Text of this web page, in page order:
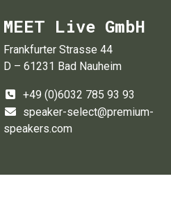
MEET Live GmbH
Frankfurter Strasse 44
D – 61231 Bad Nauheim
+49 (0)6032 785 93 93
speaker-select@premium-
speakers.com